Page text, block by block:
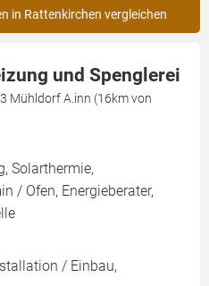
in Rattenkirchen vergleichen
und Spenglerei
Mühldorf A.inn (16km von
Solarthermie,
/ Ofen, Energieberater,
/ Einbau,